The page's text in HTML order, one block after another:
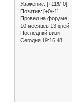
Уважение: [+119/-0]
Позитив: [+0/-1]
Провел на форуме:
10 месяцев 13 дней
Последний визит:
Сегодня 19:16:48